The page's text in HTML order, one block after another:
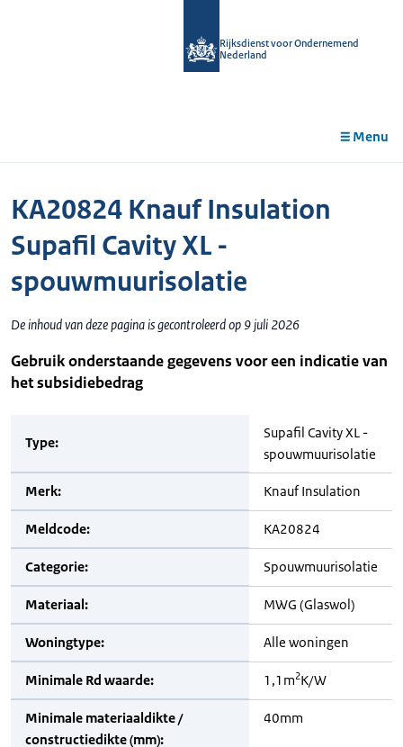
Rijksdienst voor Ondernemend
Nederland
Menu
KA20824 Knauf Insulation
Supafil Cavity XL -
spouwmuurisolatie
De inhoud van deze pagina is gecontroleerd op 9 juli 2026
Gebruik onderstaande gegevens voor een indicatie van
het subsidiebedrag
Type:
Supafil Cavity XL -
spouwmuurisolatie
Merk: Knauf Insulation
Meldcode: KA20824
Categorie: Spouwmuurisolatie
Materiaal: MWG (Glaswol)
Woningtype: Alle woningen
Minimale Rd waarde: 1,1m2K/W
Minimale materiaaldikte /
constructiedikte (mm):
40mm